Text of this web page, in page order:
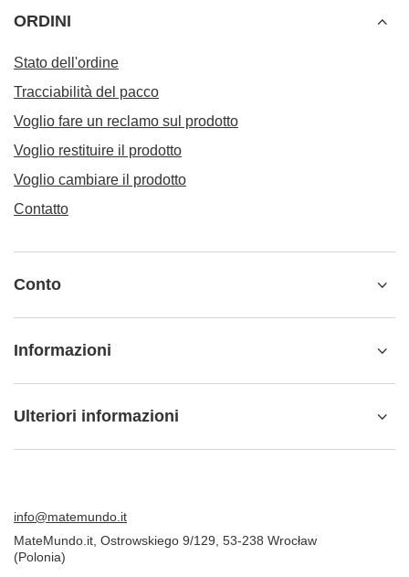
ORDINI
Stato dell'ordine
Tracciabilità del pacco
Voglio fare un reclamo sul prodotto
Voglio restituire il prodotto
Voglio cambiare il prodotto
Contatto
Conto
Informazioni
Ulteriori informazioni
info@matemundo.it
MateMundo.it Ostrowskiego 9/129 53-238 Wrocław
(Polonia)